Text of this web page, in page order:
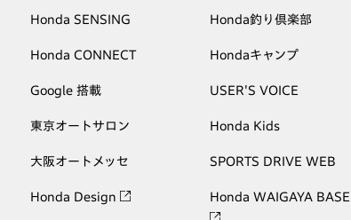
Honda SENSING
Honda CONNECT
Google 搭載
東京オートサロン
大阪オートメッセ
Honda Design
Honda釣り倶楽部
Hondaキャンプ
USER'S VOICE
Honda Kids
SPORTS DRIVE WEB
Honda WAIGAYA BASE